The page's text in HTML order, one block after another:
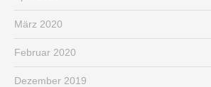
März 2020
Februar 2020
Dezember 2019